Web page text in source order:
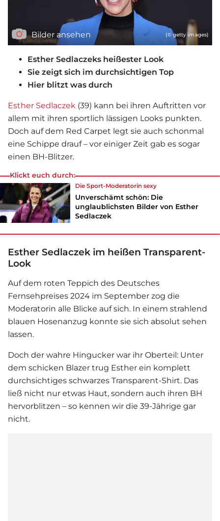
Bilder ansehen (© getty images)
Esther Sedlaczeks heißester Look
Sie zeigt sich im durchsichtigen Top
Hier blitzt was durch
Esther Sedlaczek (39) kann bei ihren Auftritten vor
allem mit ihren sportlich lässigen Looks punkten.
Doch auf dem Red Carpet legt sie auch schonmal
eine Schippe drauf – vor einiger Zeit gab es sogar
einen BH-Blitzer.
Klickt euch durch:
Die Sport-Moderatorin sexy
Unverschämt schön: Die
unglaublichsten Bilder von Esther
Sedlaczek
Esther Sedlaczek im heißen Transparent-
Look
Auf dem roten Teppich des Deutsches
Fernsehpreises 2024 im September zog die
Moderatorin alle Blicke auf sich. In einem strahlend
blauen Hosenanzug konnte sie sich absolut sehen
lassen.
Doch der wahre Hingucker war ihr Oberteil: Unter
dem schicken Blazer trug Esther ein komplett
durchsichtiges schwarzes Transparent-Shirt. Das
ließ nicht nur etwas Haut, sondern auch ihren BH
hervorblitzen – so kennen wir die 39-Jährige gar
nicht.